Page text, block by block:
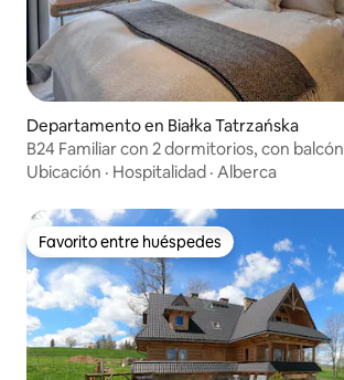
Departamento en Białka Tatrzańska
B24 Familiar con 2 dormitorios, con balcón
Ubicación · Hospitalidad · Alberca
Favorito entre huéspedes
Favorito entre huéspedes